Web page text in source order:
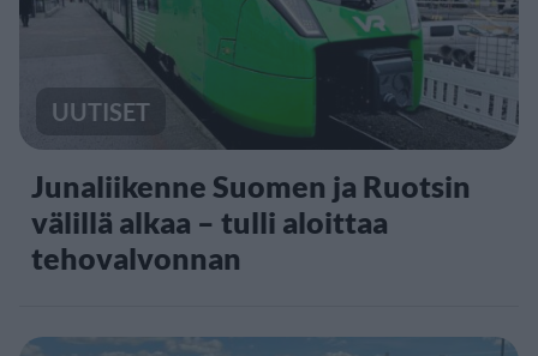
UUTISET
Junaliikenne Suomen ja Ruotsin
välillä alkaa – tulli aloittaa
tehovalvonnan